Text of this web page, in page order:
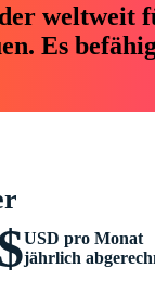
weltweit
Es
USD pro Monat
jährlich